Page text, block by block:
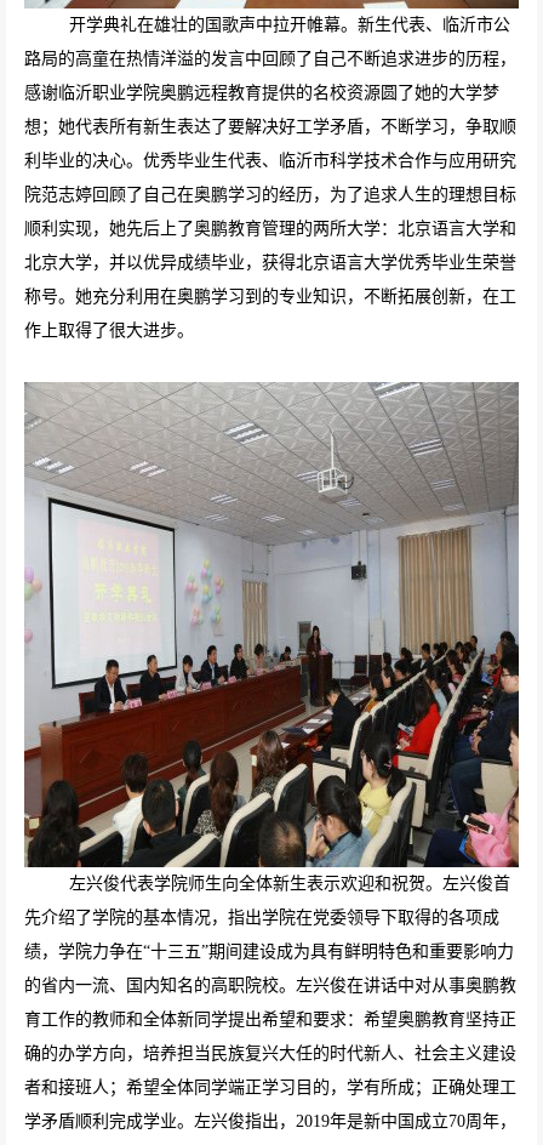
开学典礼在雄壮的国歌声中拉开帷幕。新生代表、临沂市公
路局的高童在热情洋溢的发言中回顾了自己不断追求进步的历程，
感谢临沂职业学院奥鹏远程教育提供的名校资源圆了她的大学梦
想；她代表所有新生表达了要解决好工学矛盾，不断学习，争取顺
利毕业的决心。优秀毕业生代表、临沂市科学技术合作与应用研究
院范志婷回顾了自己在奥鹏学习的经历，为了追求人生的理想目标
顺利实现，她先后上了奥鹏教育管理的两所大学：北京语言大学和
北京大学，并以优异成绩毕业，获得北京语言大学优秀毕业生荣誉
称号。她充分利用在奥鹏学习到的专业知识，不断拓展创新，在工
作上取得了很大进步。
左兴俊代表学院师生向全体新生表示欢迎和祝贺。左兴俊首
先介绍了学院的基本情况，指出学院在党委领导下取得的各项成
绩，学院力争在“十三五”期间建设成为具有鲜明特色和重要影响力
的省内一流、国内知名的高职院校。左兴俊在讲话中对从事奥鹏教
育工作的教师和全体新同学提出希望和要求：希望奥鹏教育坚持正
确的办学方向，培养担当民族复兴大任的时代新人、社会主义建设
者和接班人；希望全体同学端正学习目的，学有所成；正确处理工
学矛盾顺利完成学业。左兴俊指出， 2019年是新中国成立70周年，